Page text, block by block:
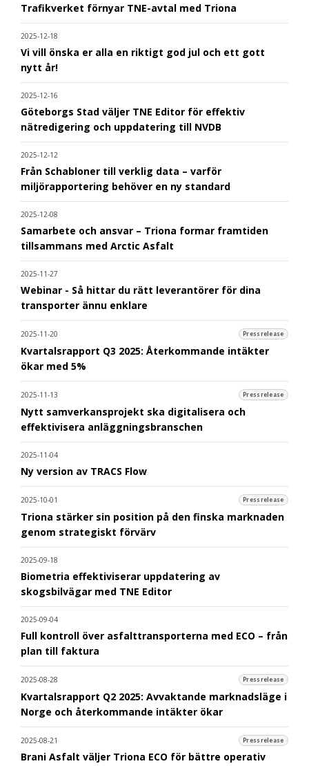
Trafikverket förnyar TNE-avtal med Triona
2025-12-18
Vi vill önska er alla en riktigt god jul och ett gott
nytt år!
2025-12-16
Göteborgs Stad väljer TNE Editor för effektiv
nätredigering och uppdatering till NVDB
2025-12-12
Från Schabloner till verklig data – varför
miljörapportering behöver en ny standard
2025-12-08
Samarbete och ansvar – Triona formar framtiden
tillsammans med Arctic Asfalt
2025-11-27
Webinar - Så hittar du rätt leverantörer för dina
transporter ännu enklare
2025-11-20 Pressrelease
Kvartalsrapport Q3 2025: Återkommande intäkter
ökar med 5%
2025-11-13 Pressrelease
Nytt samverkansprojekt ska digitalisera och
effektivisera anläggningsbranschen
2025-11-04
Ny version av TRACS Flow
2025-10-01 Pressrelease
Triona stärker sin position på den finska marknaden
genom strategiskt förvärv
2025-09-18
Biometria effektiviserar uppdatering av
skogsbilvägar med TNE Editor
2025-09-04
Full kontroll över asfalttransporterna med ECO – från
plan till faktura
2025-08-28 Pressrelease
Kvartalsrapport Q2 2025: Avvaktande marknadsläge i
Norge och återkommande intäkter ökar
2025-08-21 Pressrelease
Brani Asfalt väljer Triona ECO för bättre operativ